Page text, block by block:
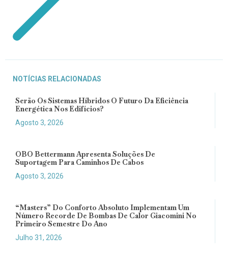
NOTÍCIAS RELACIONADAS
Serão Os Sistemas Híbridos O Futuro Da Eficiência
Energética Nos Edifícios?
Agosto 3, 2026
OBO Bettermann Apresenta Soluções De
Suportagem Para Caminhos De Cabos
Agosto 3, 2026
“Masters” Do Conforto Absoluto Implementam Um
Número Recorde De Bombas De Calor Giacomini No
Primeiro Semestre Do Ano
Julho 31, 2026